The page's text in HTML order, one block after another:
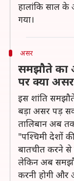
हालांकि साल
गया।
असर
समझौते का
पर क्या
इस शांति
बड़ा असर पड़
तालिबान अब
"पश्चिमी देशों
बातचीत करने से
लेकिन अब
करनी होगी और